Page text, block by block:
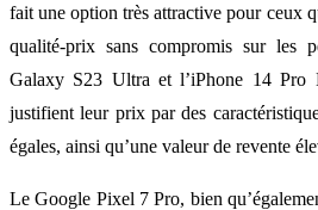
fait une option très attractive pour ceux
qualité-prix sans compromis sur les
Galaxy S23 Ultra et l’iPhone 14 Pro
justifient leur prix par des
égales, ainsi qu’une valeur de revente
Le Google Pixel 7 Pro, bien